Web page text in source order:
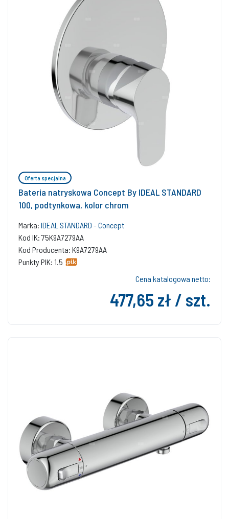
Oferta specjalna
Bateria natryskowa Concept By IDEAL STANDARD
100, podtynkowa, kolor chrom
Marka: IDEAL STANDARD - Concept
Kod IK: 75K9A7279AA
Kod Producenta: K9A7279AA
Punkty PIK: 1.5
Cena katalogowa netto:
477,65 zł / szt.